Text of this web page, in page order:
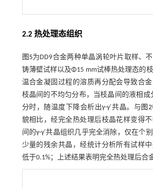
2.2 热处理态组织
图5为DD9合金两种单晶涡轮叶片取样、
铸薄壁试样以及Φ15 mm试棒热处理态的
温合金凝固过程的溶质再分配会导致合
枝晶间的不均匀分布，当枝晶间的液相成
分时，随温度下降会析出γ-γ′共晶。与 图2
貌相比，经完全热处理后枝晶花样变得
间的γ-γ′共晶组织几乎完全消除，仅在个
少量的残余共晶，经统计分析所有试样
低于0.1%；上述结果表明完全热处理后合